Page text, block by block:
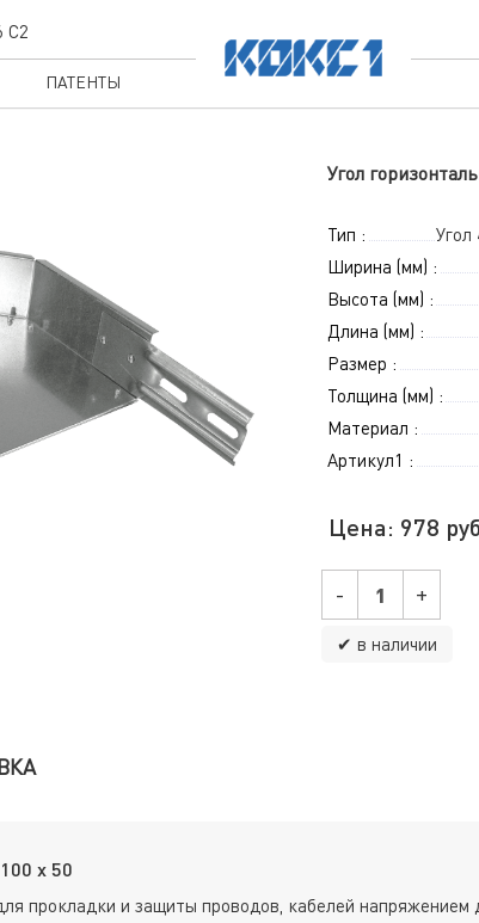
С2
ПАТЕНТЫ
Угол
Тип :
Угол
Ширина (мм) :
Высота (мм) :
Длина (мм) :
Размер :
Толщина (мм) :
Материал :
Артикул1 :
Цена: 978 руб.
- +
✔ в наличии
х 50
прокладки и защиты проводов, кабелей напряжением